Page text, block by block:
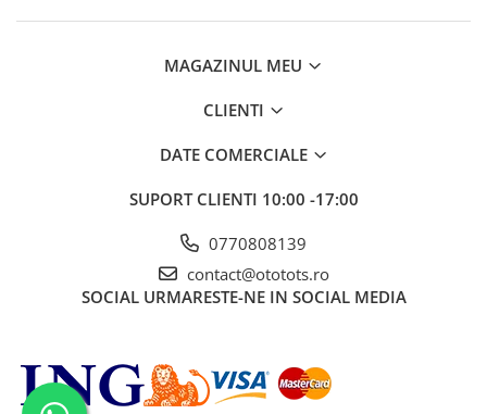
MAGAZINUL MEU
CLIENTI
DATE COMERCIALE
SUPORT CLIENTI 10:00 -17:00
0770808139
contact@ototots.ro
SOCIAL URMARESTE-NE IN SOCIAL MEDIA